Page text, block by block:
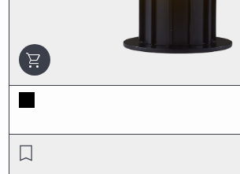
shopping_cart